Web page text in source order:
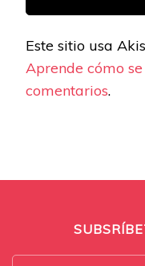
Este sitio usa
Aprende cómo
comentarios.